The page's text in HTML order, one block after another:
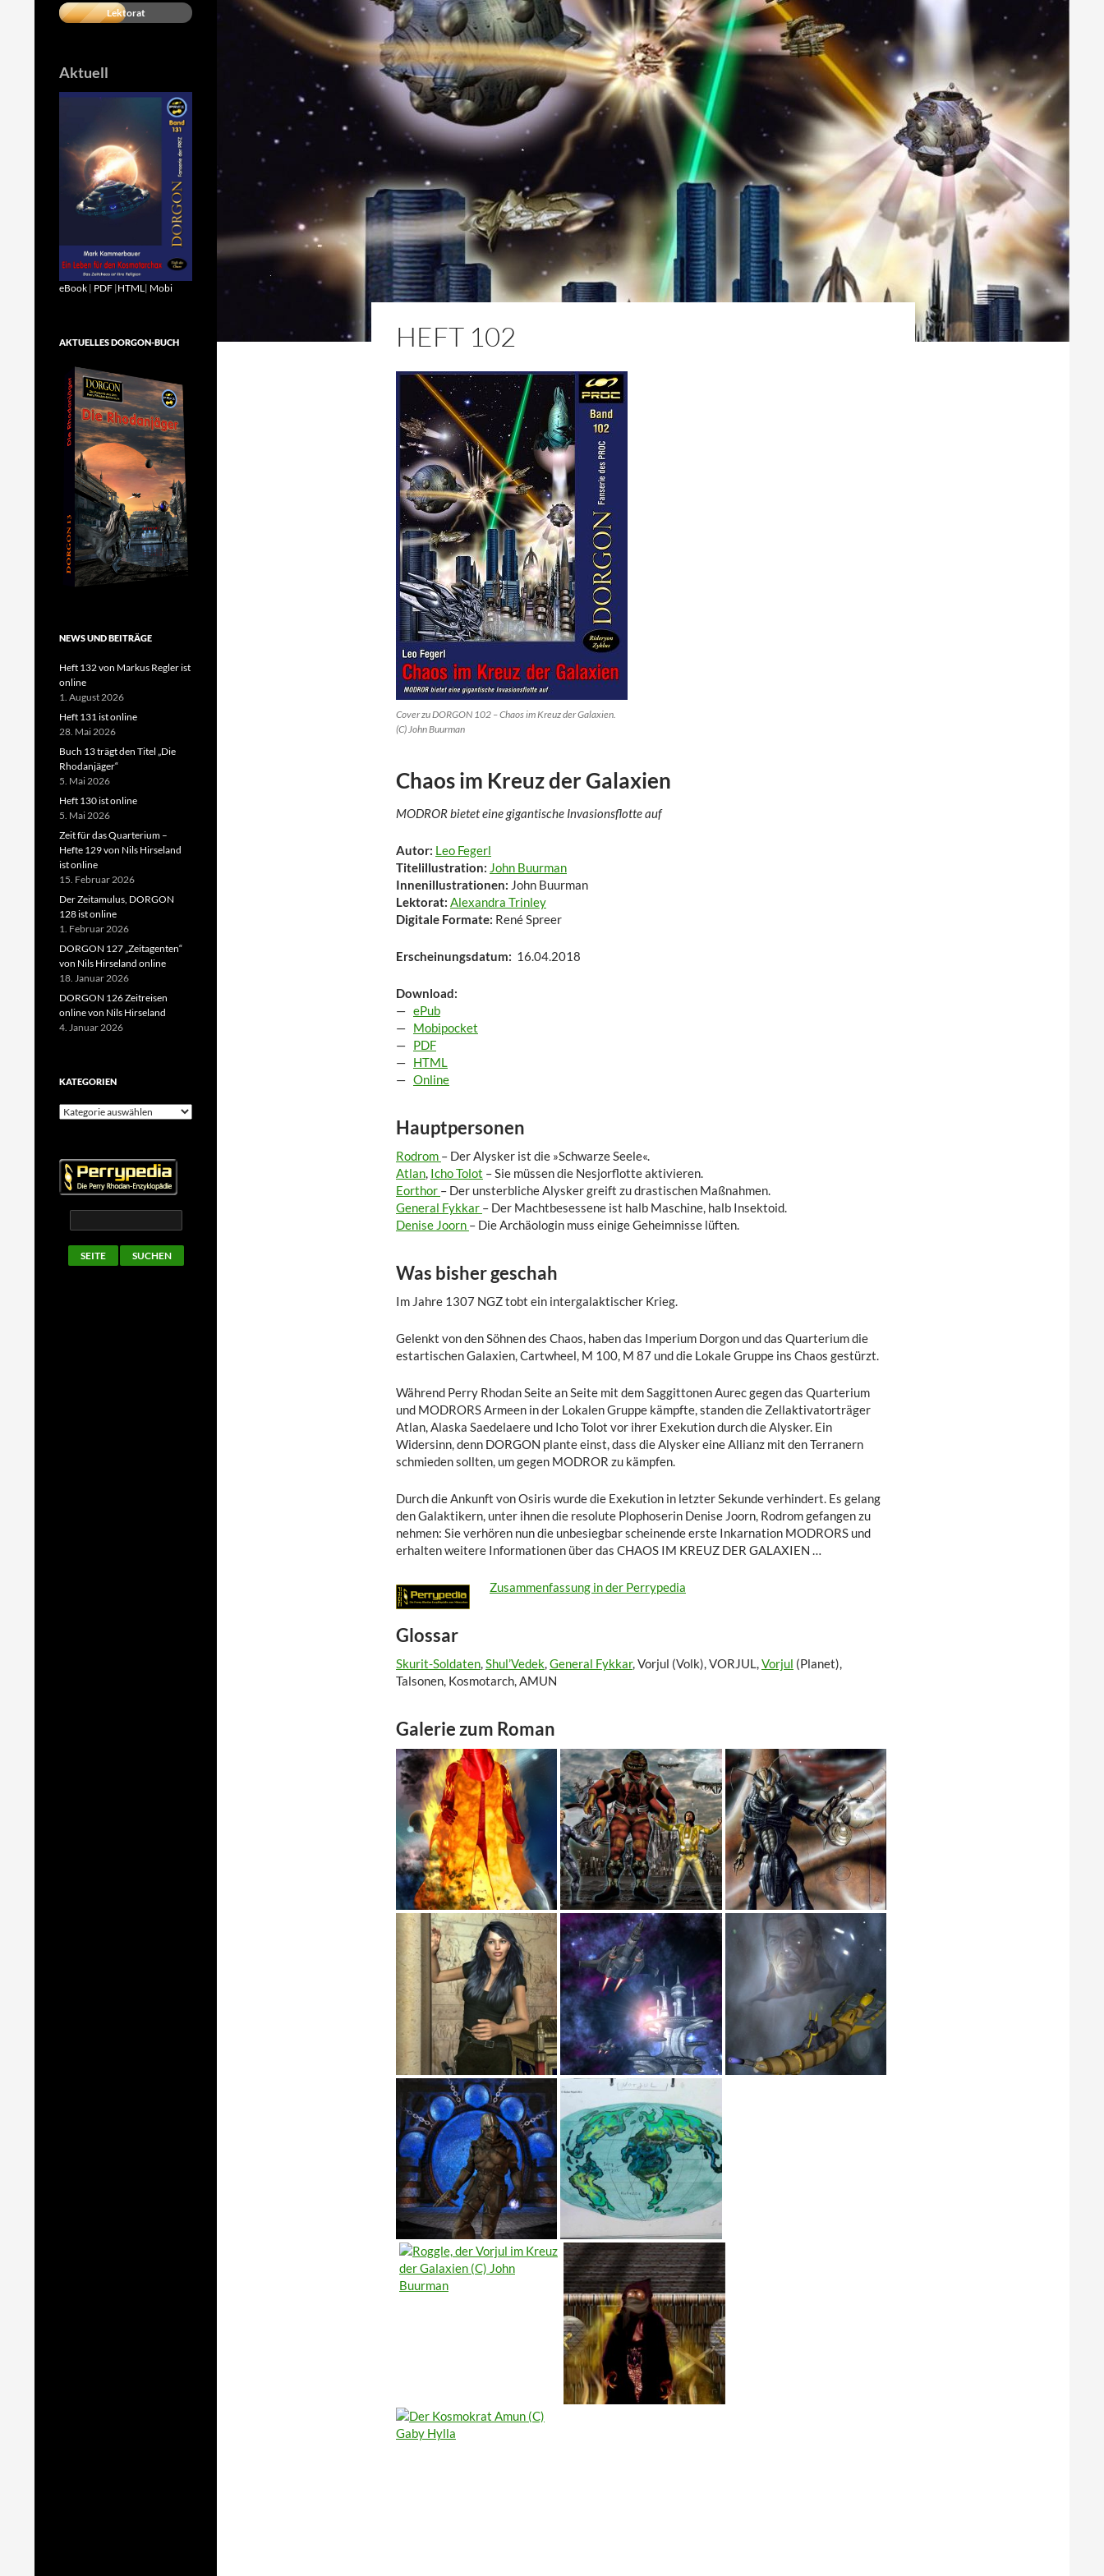
HEFT 102
Cover zu DORGON 102 – Chaos im Kreuz der Galaxien.
(C) John Buurman
Chaos im Kreuz der Galaxien
MODROR bietet eine gigantische Invasionsflotte auf
Autor: Leo Fegerl
Titelillustration: John Buurman
Innenillustrationen: John Buurman
Lektorat: Alexandra Trinley
Digitale Formate: René Spreer
Erscheinungsdatum: 16.04.2018
Download:
— ePub
— Mobipocket
— PDF
— HTML
— Online
Hauptpersonen
Rodrom – Der Alysker ist die »Schwarze Seele«.
Atlan, Icho Tolot – Sie müssen die Nesjorflotte aktivieren.
Eorthor – Der unsterbliche Alysker greift zu drastischen Maßnahmen.
General Fykkar – Der Machtbesessene ist halb Maschine, halb Insektoid.
Denise Joorn – Die Archäologin muss einige Geheimnisse lüften.
Was bisher geschah
Im Jahre 1307 NGZ tobt ein intergalaktischer Krieg.
Gelenkt von den Söhnen des Chaos, haben das Imperium Dorgon und das Quarterium die
estartischen Galaxien, Cartwheel, M 100, M 87 und die Lokale Gruppe ins Chaos gestürzt.
Während Perry Rhodan Seite an Seite mit dem Saggittonen Aurec gegen das Quarterium
und MODRORS Armeen in der Lokalen Gruppe kämpfte, standen die Zellaktivatorträger
Atlan, Alaska Saedelaere und Icho Tolot vor ihrer Exekution durch die Alysker. Ein
Widersinn, denn DORGON plante einst, dass die Alysker eine Allianz mit den Terranern
schmieden sollten, um gegen MODROR zu kämpfen.
Durch die Ankunft von Osiris wurde die Exekution in letzter Sekunde verhindert. Es gelang
den Galaktikern, unter ihnen die resolute Plophoserin Denise Joorn, Rodrom gefangen zu
nehmen: Sie verhören nun die unbesiegbar scheinende erste Inkarnation MODRORS und
erhalten weitere Informationen über das CHAOS IM KREUZ DER GALAXIEN …
Zusammenfassung in der Perrypedia
Glossar
Skurit-Soldaten,Shul’Vedek,General Fykkar, Vorjul (Volk), VORJUL,Vorjul (Planet),
Talsonen, Kosmotarch, AMUN
Galerie zum Roman
Lektorat
Aktuell
eBook | PDF |HTML | Mobi
AKTUELLES DORGON-BUCH
NEWS UND BEITRÄGE
Heft 132 von Markus Regler ist
online
1. August 2026
Heft 131 ist online
28. Mai 2026
Buch 13 trägt den Titel „Die
Rhodanjäger“
5. Mai 2026
Heft 130 ist online
5. Mai 2026
Zeit für das Quarterium –
Hefte 129 von Nils Hirseland
ist online
15. Februar 2026
Der Zeitamulus, DORGON
128 ist online
1. Februar 2026
DORGON 127 „Zeitagenten“
von Nils Hirseland online
18. Januar 2026
DORGON 126 Zeitreisen
online von Nils Hirseland
4. Januar 2026
KATEGORIEN
Kategorien